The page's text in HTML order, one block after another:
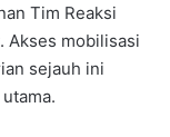
Tim Reaksi
Akses mobilisasi
sejauh ini